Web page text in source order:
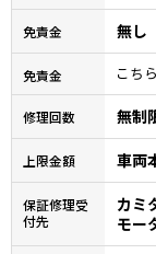
免責金 無し
免責金 こち
修理回数 無制
上限金額 車両
保証修理受
付先
カミ
モー